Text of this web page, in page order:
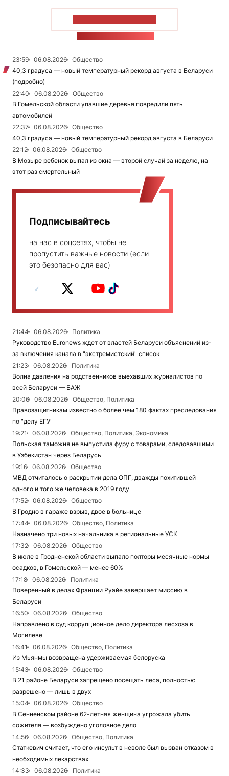
23:59 06.08.2026
Общество
40,3 градуса — новый температурный рекорд августа в Беларуси
(подробно)
22:40
06.08.2026
Общество
В Гомельской области упавшие деревья повредили пять
автомобилей
22:37
06.08.2026
Общество
40,3 градуса — новый температурный рекорд августа в Беларуси
22:12
06.08.2026
Общество
В Мозыре ребенок выпал из окна — второй случай за неделю, на
этот раз смертельный
Подписывайтесь
на нас в соцсетях, чтобы не
пропустить важные новости (если
это безопасно для вас)
21:44 06.08.2026
Политика
Руководство Euronews ждет от властей Беларуси объяснений из-
за включения канала в "экстремистский" список
21:23
06.08.2026
Политика
Волна давления на родственников выехавших журналистов по
всей Беларуси — БАЖ
20:06
06.08.2026
Общество, Политика
Правозащитникам известно о более чем 180 фактах преследования
по "делу ЕГУ"
19:21
06.08.2026
Общество, Политика, Экономика
Польская таможня не выпустила фуру с товарами, следовавшими
в Узбекистан через Беларусь
19:16
06.08.2026
Общество
МВД отчиталось о раскрытии дела ОПГ, дважды похитившей
одного и того же человека в 2019 году
17:52
06.08.2026
Общество
В Гродно в гараже взрыв, двое в больнице
17:44
06.08.2026
Общество, Политика
Назначено три новых начальника в региональные УСК
17:32
06.08.2026
Общество
В июле в Гродненской области выпало полторы месячные нормы
осадков, в Гомельской — менее 60%
17:18
06.08.2026
Политика
Поверенный в делах Франции Руайе завершает миссию в
Беларуси
16:50
06.08.2026
Общество
Направлено в суд коррупционное дело директора лесхоза в
Могилеве
16:41
06.08.2026
Общество, Политика
Из Мьянмы возвращена удерживаемая белоруска
15:43
06.08.2026
Общество
В 21 районе Беларуси запрещено посещать леса, полностью
разрешено — лишь в двух
15:04
06.08.2026
Общество
В Сенненском районе 62-летняя женщина угрожала убить
сожителя — возбуждено уголовное дело
14:56
06.08.2026
Общество, Политика
Статкевич считает, что его инсульт в неволе был вызван отказом в
необходимых лекарствах
14:33
06.08.2026
Политика